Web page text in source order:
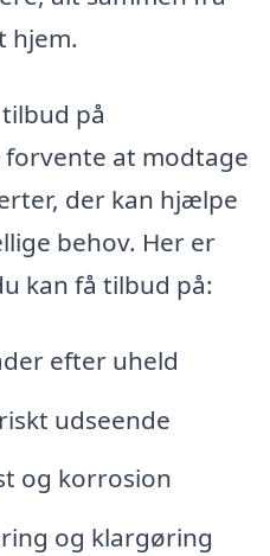
hjem.
på
at modtage
der kan hjælpe
behov. Her er
kan få tilbud på:
efter uheld
udseende
og korrosion
og klargøring